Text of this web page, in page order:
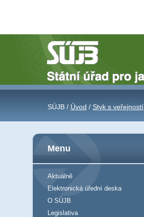
SÚJB / Úvod / Styk s veřejností
Menu
Aktuálně
Elektronická úřední deska
O SÚJB
Legislativa